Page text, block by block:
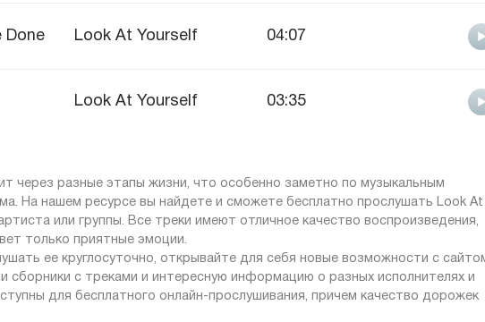
Done Look At Yourself 04:07
Look At Yourself 03:35
через разные этапы жизни, что особенно заметно по музыкальным
На нашем ресурсе вы найдете и сможете бесплатно прослушать Look At
или группы. Все треки имеют отличное качество воспроизведения,
только приятные эмоции.
ее круглосуточно, открывайте для себя новые возможности с
сборники с треками и интересную информацию о разных исполнителях и
для бесплатного онлайн-прослушивания, причем качество дорожек